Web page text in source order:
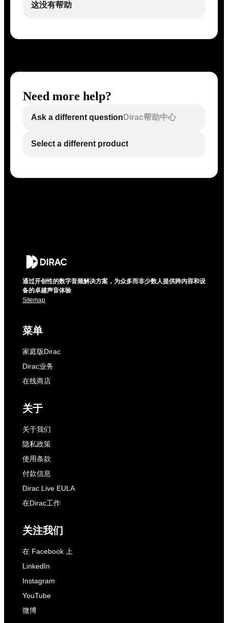
这没有帮助
Need more help?
Ask a different question Dirac帮助中心
Select a different product
通过开创性的数字音频解决方案，为众多而非少数人提供跨内容和设
备的卓越声音体验
Sitemap
菜单
家庭版Dirac
Dirac业务
在线商店
关于
关于我们
隐私政策
使用条款
付款信息
Dirac Live EULA
在Dirac工作
关注我们
在 Facebook 上
LinkedIn
Instagram
YouTube
微博